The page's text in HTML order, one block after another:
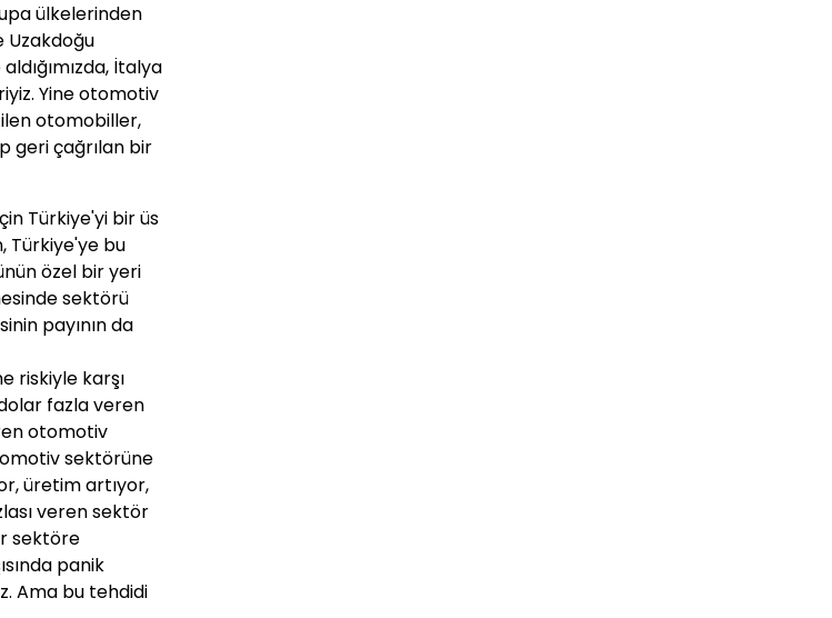
ülkelerinden
İtalya
Yine otomotiv
otomobiller,
geri çağrılan bir
Türkiye'yi bir üs
Türkiye'ye bu
özel bir yeri
sektörü
payının da
riskiyle karşı
fazla veren
otomotiv
sektörüne
üretim artıyor,
veren sektör
sektöre
panik
Ama bu tehdidi